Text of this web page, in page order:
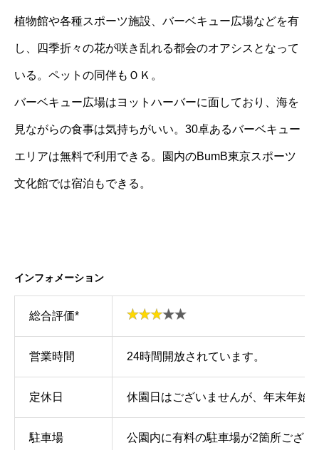
植物館や各種スポーツ施設、バーベキュー広場などを有
し、四季折々の花が咲き乱れる都会のオアシスとなって
いる。ペットの同伴もＯＫ。
バーベキュー広場はヨットハーバーに面しており、海を
見ながらの食事は気持ちがいい。30卓あるバーベキュー
エリアは無料で利用できる。園内のBumB東京スポーツ
文化館では宿泊もできる。
インフォメーション
総合評価*
営業時間 24時間開放されています。
定休日 休園日はございませんが、年末年始
駐車場
公園内に有料の駐車場が2箇所ござい